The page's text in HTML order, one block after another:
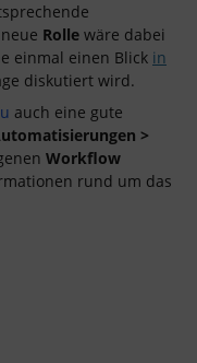
Rolle wäre dabei
einmal einen Blick in
diskutiert wird.
auch eine gute
>
Workflow
rund um das